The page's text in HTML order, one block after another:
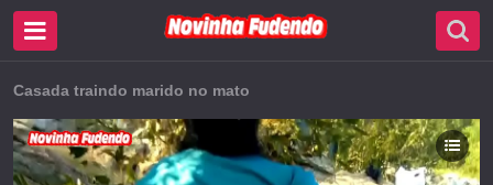
Casada traindo marido no mato